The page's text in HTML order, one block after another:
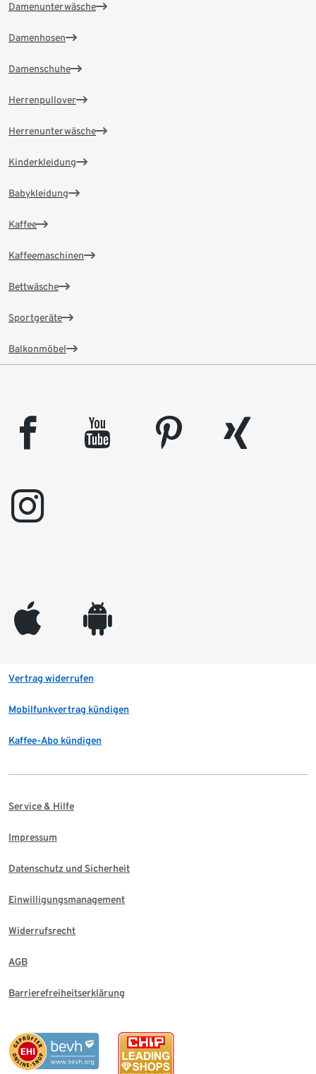
Damenunterwäsche
Damenhosen
Damenschuhe
Herrenpullover
Herrenunterwäsche
Kinderkleidung
Babykleidung
Kaffee
Kaffeemaschinen
Bettwäsche
Sportgeräte
Balkonmöbel
facebook youtube pinterest
xing
instagram
appleinc android
Vertrag widerrufen
Mobilfunkvertrag kündigen
Kaffee-Abo kündigen
Service & Hilfe
Impressum
Datenschutz und Sicherheit
Einwilligungsmanagement
Widerrufsrecht
AGB
Barrierefreiheitserklärung